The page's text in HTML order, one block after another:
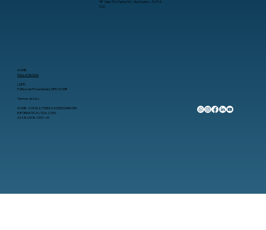
“B” Sala 702, Parte 761 , Asa Norte – 70.714-
020
AVMB
Nossa História
LGPD
Política de Privacidade LGPD AVMB
Termos de Uso
AVMB - CONSULTORIA E ASSESSORIA EM
INFORMATICA LTDA. CNPJ:
03.486.598/0001-69